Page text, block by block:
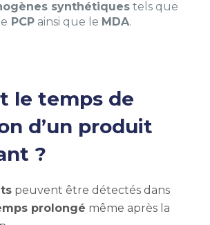
synthétiquestels que
PCPainsi que le MDA.
le temps de
d’un produit
?
peuvent être détectés dans
prolongé même après la